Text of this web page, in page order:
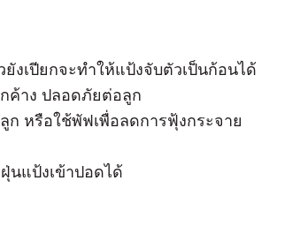
งเปียกจะทำให้แป้งจับตัวเป็นก้อนได้
ค้าง ปลอดภัยต่อลูก
ก หรือใช้พัฟเพื่อลดการฟุ้งกระจาย
นแป้งเข้าปอดได้